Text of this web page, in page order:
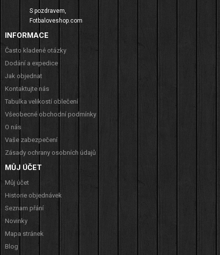
S pozdravem,
Fotbaloveshop.com
INFORMACE
Často kladené otázky
Dodání a expedice
Jak objednat
Kontaktujte nás
Tabulka velikostí oblečení
Všeobecné obchodní podmínky
O nás
Vaše zabezpečení
Zásady ochrany osobních údajů
MŮJ ÚČET
Můj účet
Historie objednávek
Seznam přání
Novinky
Mapa stránek
Blog